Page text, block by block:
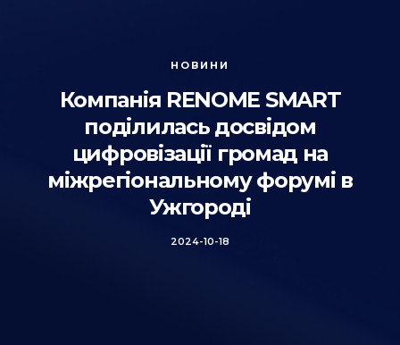
НОВИНИ
Компанія RENOME SMART
поділилась досвідом
цифровізації громад на
міжрегіональному форумі в
Ужгороді
2024-10-18